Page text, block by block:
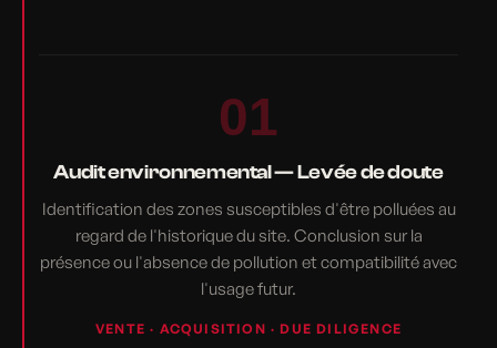
01
Audit environnemental — Levée de doute
Identification des zones susceptibles d'être polluées au
regard de l'historique du site. Conclusion sur la
présence ou l'absence de pollution et compatibilité avec
l'usage futur.
VENTE · ACQUISITION · DUE DILIGENCE